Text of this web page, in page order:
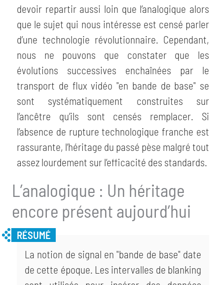
devoir repartir aussi loin que l’analogique alors
que le sujet qui nous intéresse est censé parler
d’une technologie révolutionnaire. Cependant,
nous ne pouvons que constater que les
évolutions successives enchaînées par le
transport de flux vidéo "en bande de base" se
sont systématiquement construites sur
l’ancêtre qu’ils sont censés remplacer. Si
l’absence de rupture technologique franche est
rassurante, l’héritage du passé pèse malgré tout
assez lourdement sur l’efficacité des standards.
L’analogique : Un héritage
encore présent aujourd’hui
La notion de signal en "bande de base" date
de cette époque. Les intervalles de blanking